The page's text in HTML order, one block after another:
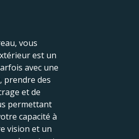
vous
est un
avec une
prendre des
et de
permettant
capacité à
vision et un